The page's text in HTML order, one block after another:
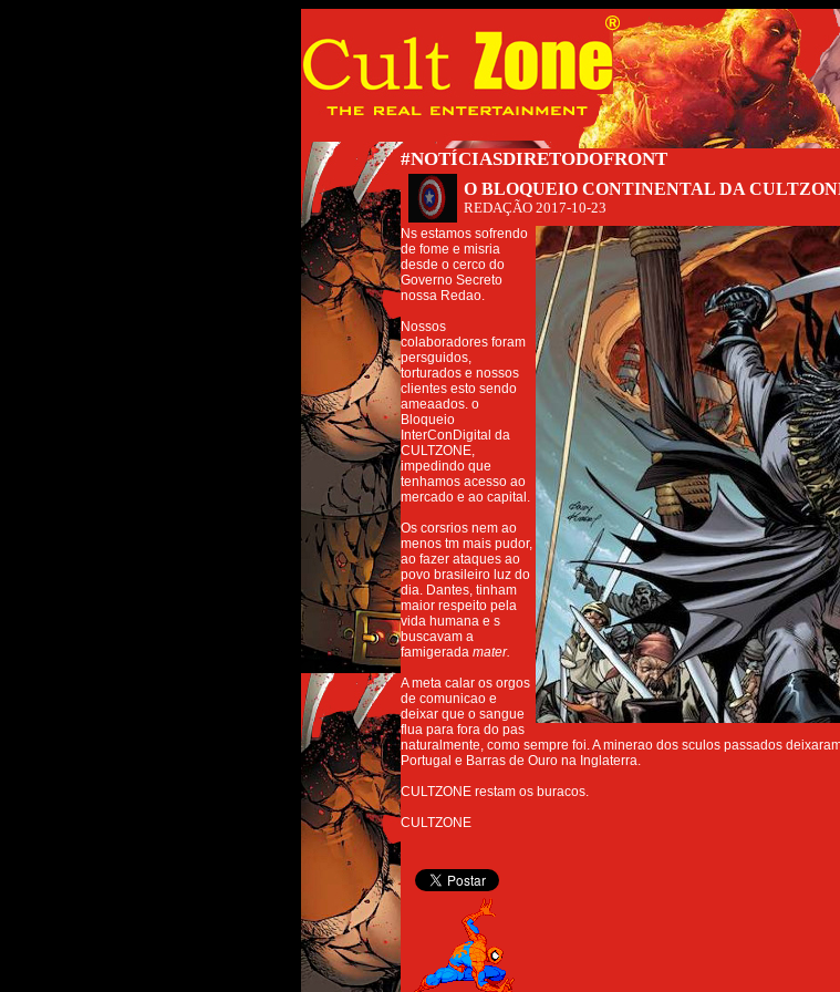
#NOTÍCIASDIRETODOFRONT
O BLOQUEIO CONTINENTAL DA
REDAÇÃO 2017-10-23
Ns estamos sofrendo
de fome e misria
desde o cerco do
Governo Secreto
nossa Redao.
Nossos
colaboradores foram
persguidos,
torturados e nossos
clientes esto sendo
ameaados. o
Bloqueio
InterConDigital da
CULTZONE,
impedindo que
tenhamos acesso ao
mercado e ao capital.
Os corsrios nem ao
menos tm mais pudor,
ao fazer ataques ao
povo brasileiro luz do
dia. Dantes, tinham
maior respeito pela
vida humana e s
buscavam a
famigerada mater.
A meta calar os orgos
de comunicao e
deixar que o sangue
flua para fora do pas
naturalmente, como sempre foi. A minerao dos sculos passados
Portugal e Barras de Ouro na Inglaterra.
CULTZONE restam os buracos.
CULTZONE